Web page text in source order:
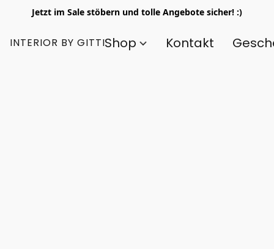
Jetzt im Sale stöbern und tolle Angebote sicher! :)
INTERIOR BY GITTIShop Kontakt